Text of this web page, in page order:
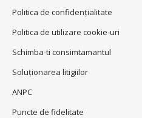
Politica de confidenţialitate
Politica de utilizare cookie-uri
Schimba-ti consimtamantul
Soluționarea litigiilor
ANPC
Puncte de fidelitate